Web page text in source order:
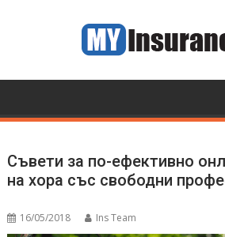
Съвети за по-ефективно
на хора със свободни
16/05/2018 Ins Team